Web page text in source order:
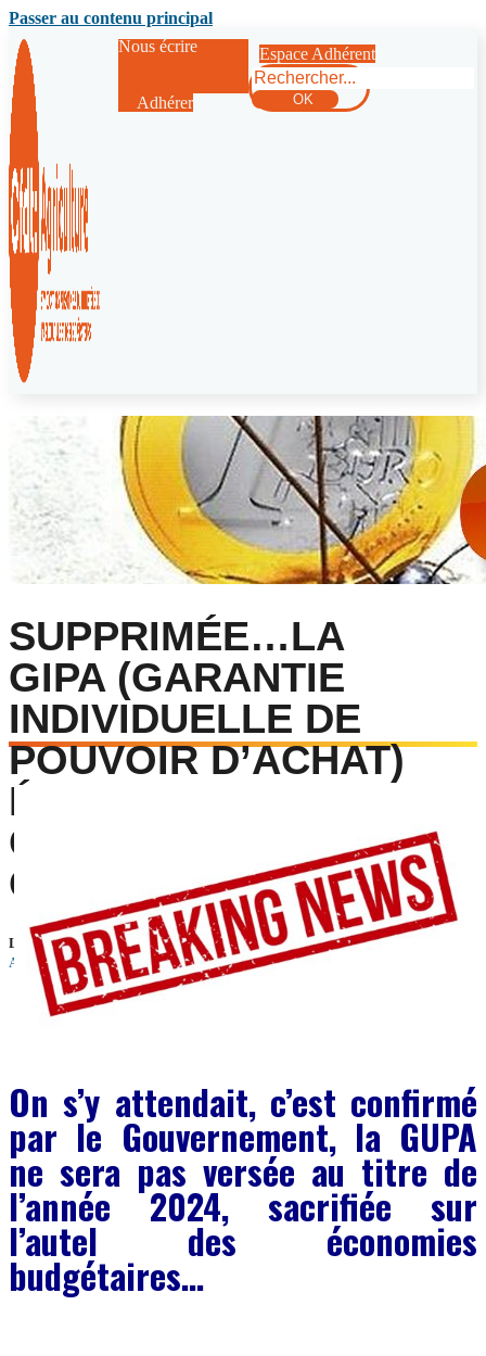
Passer au contenu principal
Nous écrire
Adhérer
Espace Adhérent
Rechercher
OK
SUPPRIMÉE…LA
GIPA (GARANTIE
INDIVIDUELLE DE
POUVOIR D’ACHAT)
ÉTAIT DANS LE
COLLIMATEUR
GOUVERNEMENTAL
Le 7 novembre 2024
PUBLIÉ PAR : RÉDACTION CFDT-
AGRICULTURE
On s’y attendait, c’est confirmé
par le Gouvernement, la GUPA
ne sera pas versée au titre de
l’année 2024, sacrifiée sur
l’autel des économies
budgétaires…